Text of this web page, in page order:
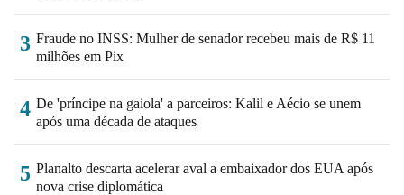
3 Fraude no INSS: Mulher de senador recebeu mais de R$ 11
milhões em Pix
4 De 'príncipe na gaiola' a parceiros: Kalil e Aécio se unem
após uma década de ataques
5 Planalto descarta acelerar aval a embaixador dos EUA após
nova crise diplomática